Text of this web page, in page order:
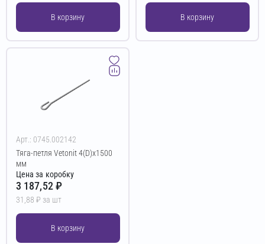
В корзину В корзину
Арт.: 0745.002142
Тяга-петля Vetonit 4(D)х1500
мм
Цена за коробку
3 187,52 ₽
31,88 ₽ за шт
В корзину